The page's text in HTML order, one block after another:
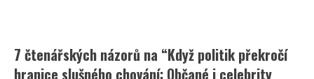
7 čtenářských názorů na “Když politik překročí
hranice slušného chování: Občané i celebrity